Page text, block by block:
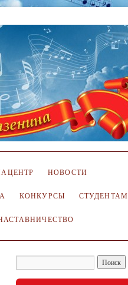
НОВОСТИ
КОНКУРСЫ СТУДЕНТАМ